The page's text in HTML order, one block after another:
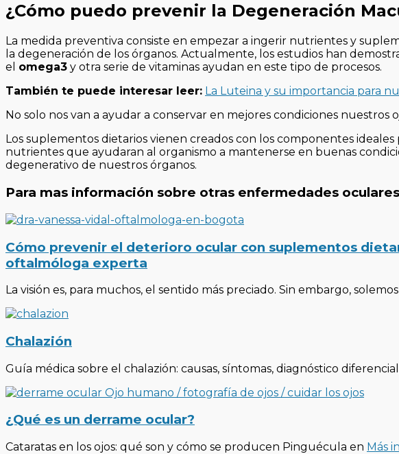
¿Cómo puedo prevenir la Degeneración
La medida preventiva consiste en empezar a ingerir nutrientes y
la degeneración de los órganos. Actualmente, los estudios han
el omega3 y otra serie de vitaminas ayudan en este tipo de procesos.
También te puede interesar leer: La Luteina y su importancia para
No solo nos van a ayudar a conservar en mejores condiciones nuestros
Los suplementos dietarios vienen creados con los componentes
nutrientes que ayudaran al organismo a mantenerse en buenas
degenerativo de nuestros órganos.
Para mas información sobre otras enfermedades
Cómo prevenir el deterioro ocular con suplementos
oftalmóloga experta
La visión es, para muchos, el sentido más preciado. Sin embargo, solemos
Chalazión
Guía médica sobre el chalazión: causas, síntomas, diagnóstico
¿Qué es un derrame ocular?
Cataratas en los ojos: qué son y cómo se producen Pinguécula en Más